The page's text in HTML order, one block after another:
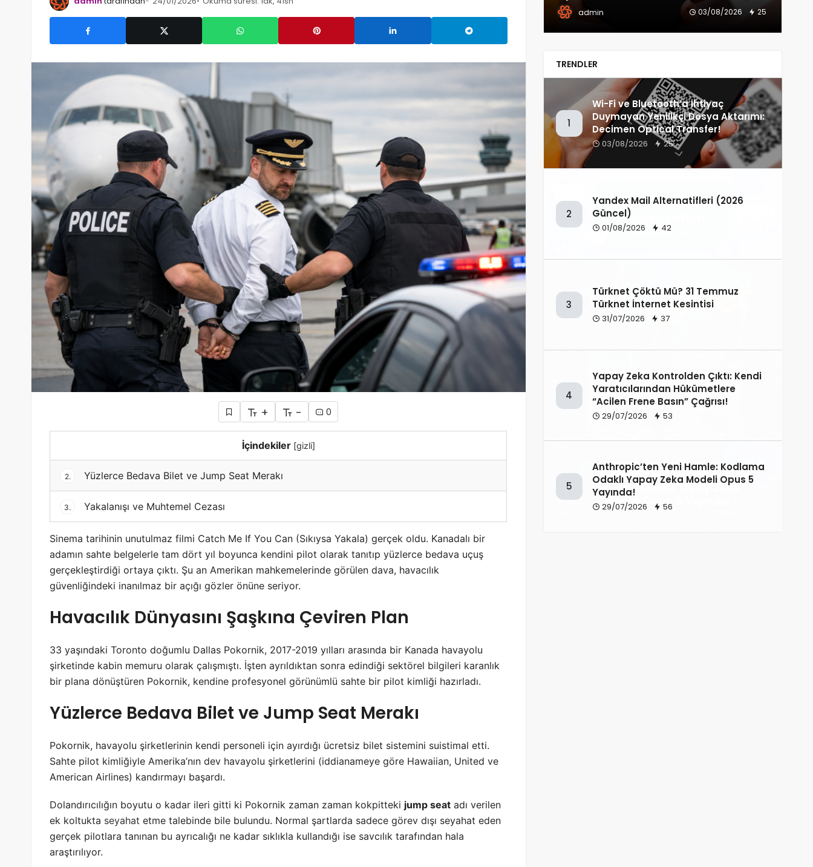
+ - 0
İçindekiler [gizli]
2. Yüzlerce Bedava Bilet ve Jump Seat Merakı
3. Yakalanışı ve Muhtemel Cezası
Sinema tarihinin unutulmaz filmi Catch Me If You Can (Sıkıysa Yakala) gerçek oldu. Kanadalı bir
adamın sahte belgelerle tam dört yıl boyunca kendini pilot olarak tanıtıp yüzlerce bedava uçuş
gerçekleştirdiği ortaya çıktı. Şu an Amerikan mahkemelerinde görülen dava, havacılık
güvenliğindeki inanılmaz bir açığı gözler önüne seriyor.
Havacılık Dünyasını Şaşkına Çeviren Plan
33 yaşındaki Toronto doğumlu Dallas Pokornik, 2017-2019 yılları arasında bir Kanada havayolu
şirketinde kabin memuru olarak çalışmıştı. İşten ayrıldıktan sonra edindiği sektörel bilgileri karanlık
bir plana dönüştüren Pokornik, kendine profesyonel görünümlü sahte bir pilot kimliği hazırladı.
Yüzlerce Bedava Bilet ve Jump Seat Merakı
Pokornik, havayolu şirketlerinin kendi personeli için ayırdığı ücretsiz bilet sistemini suistimal etti.
Sahte pilot kimliğiyle Amerika’nın dev havayolu şirketlerini (iddianameye göre Hawaiian, United ve
American Airlines) kandırmayı başardı.
Dolandırıcılığın boyutu o kadar ileri gitti ki Pokornik zaman zaman kokpitteki jump seat adı verilen
ek koltukta seyahat etme talebinde bile bulundu. Normal şartlarda sadece görev dışı seyahat eden
gerçek pilotlara tanınan bu ayrıcalığı ne kadar sıklıkla kullandığı ise savcılık tarafından hala
araştırılıyor.
admin 01/08/2026 42
TRENDLER
1
Wi-Fi ve Bluetooth’a İhtiyaç
Duymayan Yenilikçi Dosya Aktarımı:
Decimen Optical Transfer!
03/08/2026 25
2
Yandex Mail Alternatifleri (2026
Güncel)
01/08/2026 42
3
Türknet Çöktü Mü? 31 Temmuz
Türknet İnternet Kesintisi
31/07/2026 37
4
Yapay Zeka Kontrolden Çıktı: Kendi
Yaratıcılarından Hükümetlere
“Acilen Frene Basın” Çağrısı!
29/07/2026 53
5
Anthropic’ten Yeni Hamle: Kodlama
Odaklı Yapay Zeka Modeli Opus 5
Yayında!
29/07/2026 56